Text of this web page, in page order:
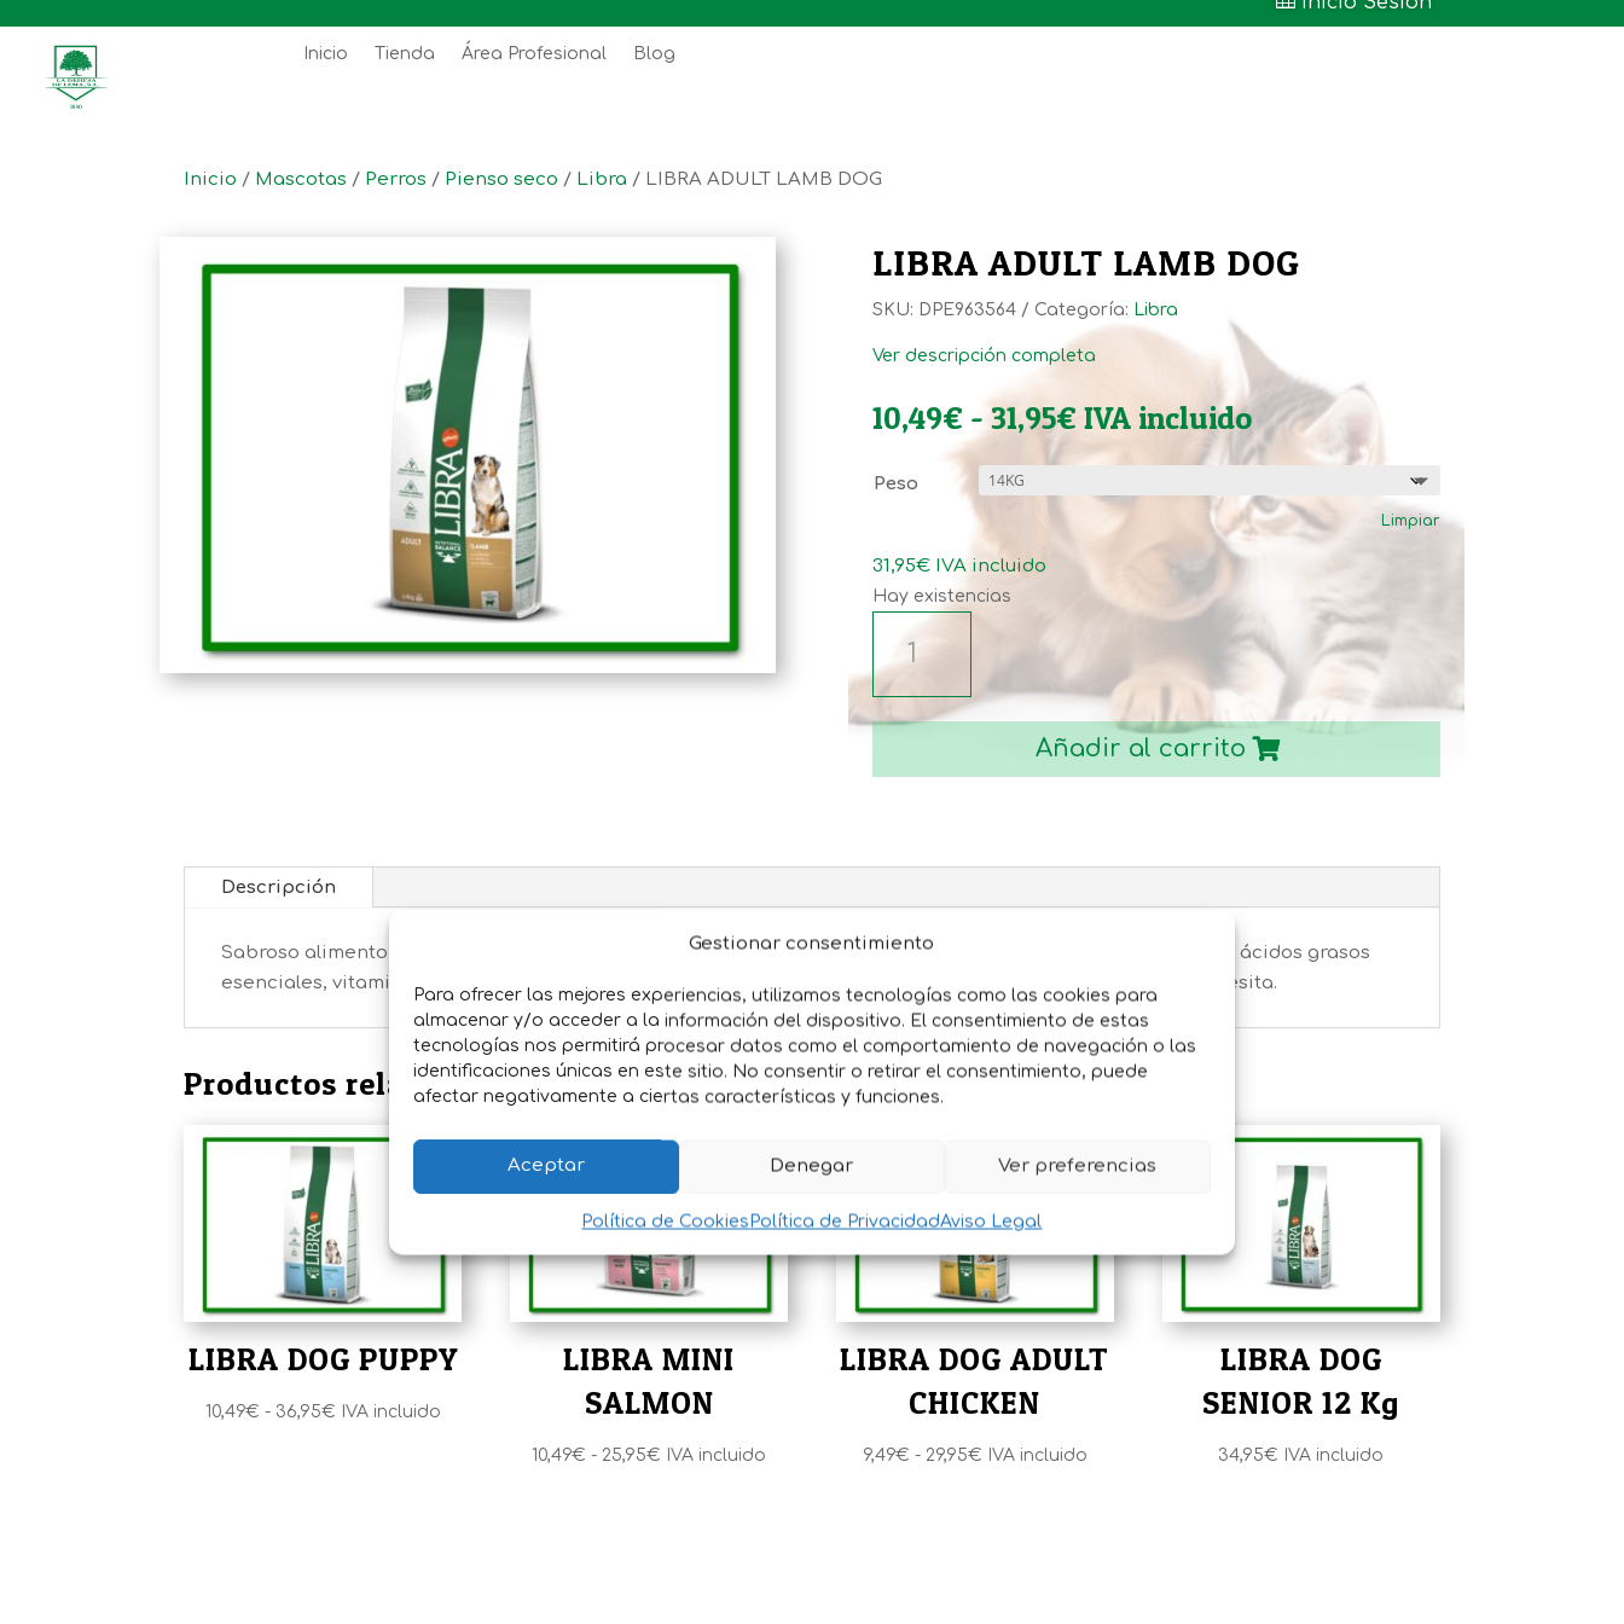
Gestionar consentimiento
Para ofrecer las mejores experiencias, utilizamos tecnologías como las cookies para
almacenar y/o acceder a la información del dispositivo. El consentimiento de estas
tecnologías nos permitirá procesar datos como el comportamiento de navegación o las
identificaciones únicas en este sitio. No consentir o retirar el consentimiento, puede
afectar negativamente a ciertas características y funciones.
Aceptar Denegar Ver preferencias
Política de Cookies Política de PrivacidadAviso Legal
Inicio Tienda Área Profesional Blog
Inicio / Mascotas / Perros / Pienso seco / Libra / LIBRA ADULT LAMB DOG
LIBRA ADULT LAMB DOG
SKU: DPE963564 Categoría: Libra
Ver descripción completa
10,49€ - 31,95€Rango
de
precios:
desde
10,49€
hasta
31,95€
IVA incluido
Peso
Limpiar
31,95€ IVA incluido
Hay existencias
LAMB
DOG
Añadir al carrito
Descripción
Sabroso alimento completo y equilibrado con Cordero, que contiene una proporción óptima entre proteína, ácidos grasos
esenciales, vitaminas, minerales y fibra que aportan el equilibrio nutricional que tu perro simplemente necesita.
Productos relacionados
LIBRA DOG PUPPY
10,49€ - 36,95€Rango
IVA incluido
LIBRA MINI
SALMON
10,49€ - 25,95€ Rango
IVA incluido
LIBRA DOG ADULT
CHICKEN
9,49€ - 29,95€Rango
IVA incluido
LIBRA DOG
SENIOR 12 Kg
34,95€ IVA incluido